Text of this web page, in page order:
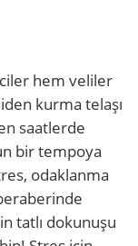
hem veliler
kurma telaşı
saatlerde
bir tempoya
odaklanma
tatlı dokunuşu